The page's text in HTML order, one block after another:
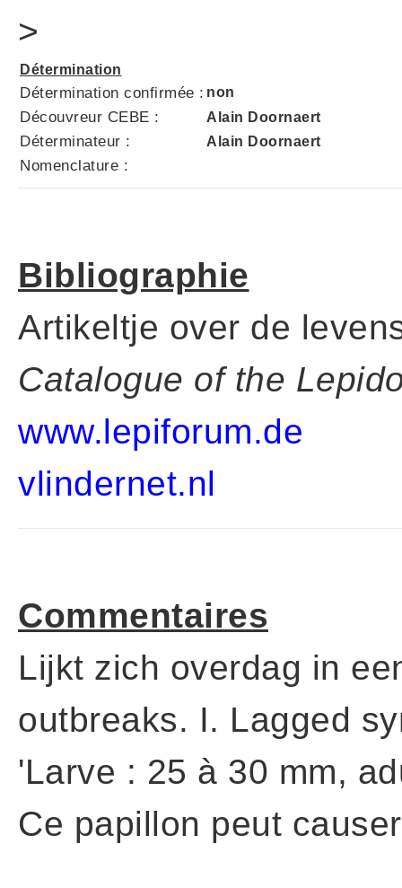
>
Détermination
Détermination confirmée : non
Découvreur CEBE : Alain Doornaert
Déterminateur : Alain Doornaert
Nomenclature :
Bibliographie
Artikeltje over de
Catalogue of the
www.lepiforum.de
vlindernet.nl
Commentaires
Lijkt zich overdag in
outbreaks. I. Lagged
'Larve : 25 à 30 mm,
Ce papillon peut